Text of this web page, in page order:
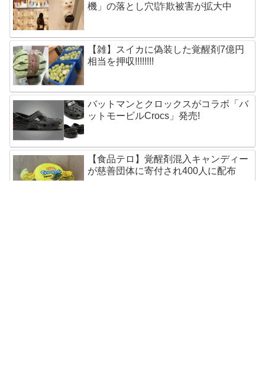
機」の落とし穴!詐欺被害が拡大中
【雑】スイカに偽装した覚醒剤7億円
相当を押収!!!!!!!!
バットマンとクロックスがコラボ「バ
ットモービルCrocs」発売!
【食品テロ】覚醒剤混入キャンディー
が慈善団体に寄付され400人に配布